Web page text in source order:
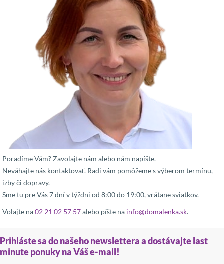
Poradíme Vám? Zavolajte nám alebo nám napíšte.
Neváhajte nás kontaktovať. Radi vám pomôžeme s výberom termínu,
izby či dopravy.
Sme tu pre Vás 7 dní v týždni od 8:00 do 19:00, vrátane sviatkov.
Volajte na02 21 02 57 57alebo píšte na info@domalenka.sk.
Prihláste sa do našeho newslettera a dostávajte last
minute ponuky na Váš e-mail!